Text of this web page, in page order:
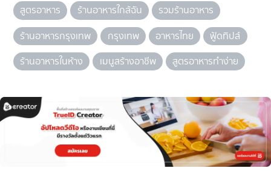
สูตรอาหาร ร้านอาหารใกล้ฉัน
รวมร้านอาหาร
ร้านอาหารกรุงเทพ
กรุงเทพ อาหารไทย
ฟู้ดทิปส์
ร้านอาหารในห้าง
เมนูสร้างอาชีพ สูตรอาหารทำง่าย